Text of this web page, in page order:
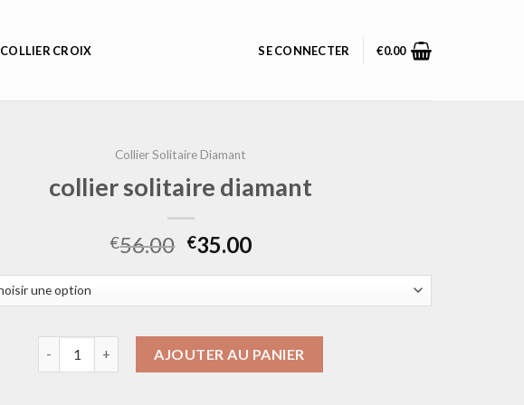
COLLIER CROIX SE CONNECTER €0.00
Collier Solitaire Diamant
collier solitaire diamant
€56.00 €35.00
AJOUTER AU PANIER